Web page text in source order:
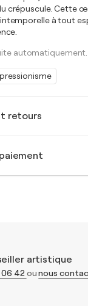
retours
artistique
06 42 ounous
crépuscule. Cette
à tout
automatiquement.